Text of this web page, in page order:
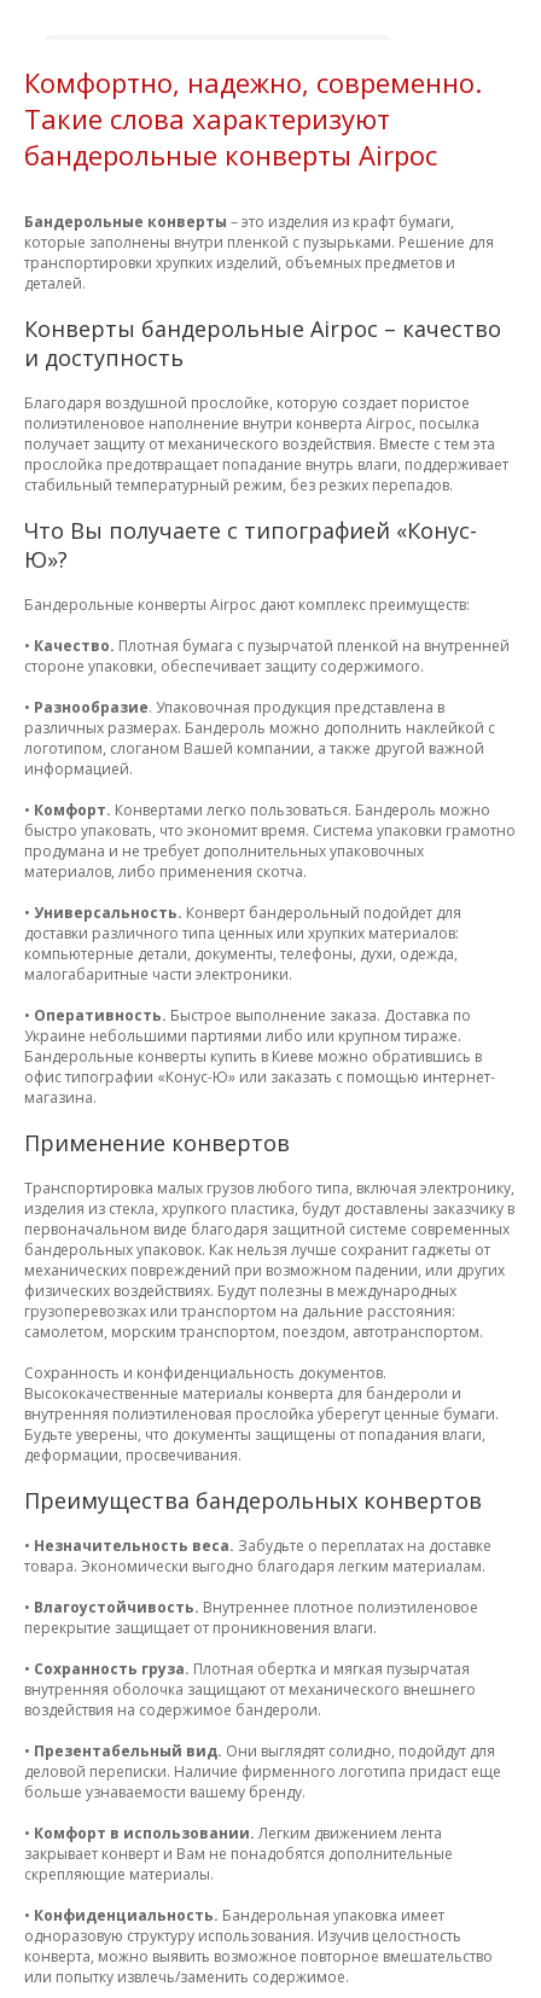
Комфортно, надежно, современно.
Такие слова характеризуют
бандерольные конверты Airpoc
Бандерольные конверты – это изделия из крафт бумаги,
которые заполнены внутри пленкой с пузырьками. Решение для
транспортировки хрупких изделий, объемных предметов и
деталей.
Конверты бандерольные Airpoc – качество
и доступность
Благодаря воздушной прослойке, которую создает пористое
полиэтиленовое наполнение внутри конверта Airpoc, посылка
получает защиту от механического воздействия. Вместе с тем эта
прослойка предотвращает попадание внутрь влаги, поддерживает
стабильный температурный режим, без резких перепадов.
Что Вы получаете с типографией «Конус-
Ю»?
Бандерольные конверты Airpoc дают комплекс преимуществ:
• Качество. Плотная бумага с пузырчатой пленкой на внутренней
стороне упаковки, обеспечивает защиту содержимого.
• Разнообразие. Упаковочная продукция представлена в
различных размерах. Бандероль можно дополнить наклейкой с
логотипом, слоганом Вашей компании, а также другой важной
информацией.
• Комфорт. Конвертами легко пользоваться. Бандероль можно
быстро упаковать, что экономит время. Система упаковки грамотно
продумана и не требует дополнительных упаковочных
материалов, либо применения скотча.
• Универсальность. Конверт бандерольный подойдет для
доставки различного типа ценных или хрупких материалов:
компьютерные детали, документы, телефоны, духи, одежда,
малогабаритные части электроники.
• Оперативность. Быстрое выполнение заказа. Доставка по
Украине небольшими партиями либо или крупном тираже.
Бандерольные конверты купить в Киеве можно обратившись в
офис типографии «Конус-Ю» или заказать с помощью интернет-
магазина.
Применение конвертов
Транспортировка малых грузов любого типа, включая электронику,
изделия из стекла, хрупкого пластика, будут доставлены заказчику в
первоначальном виде благодаря защитной системе современных
бандерольных упаковок. Как нельзя лучше сохранит гаджеты от
механических повреждений при возможном падении, или других
физических воздействиях. Будут полезны в международных
грузоперевозках или транспортом на дальние расстояния:
самолетом, морским транспортом, поездом, автотранспортом.
Сохранность и конфиденциальность документов.
Высококачественные материалы конверта для бандероли и
внутренняя полиэтиленовая прослойка уберегут ценные бумаги.
Будьте уверены, что документы защищены от попадания влаги,
деформации, просвечивания.
Преимущества бандерольных конвертов
• Незначительность веса. Забудьте о переплатах на доставке
товара. Экономически выгодно благодаря легким материалам.
• Влагоустойчивость. Внутреннее плотное полиэтиленовое
перекрытие защищает от проникновения влаги.
• Сохранность груза. Плотная обертка и мягкая пузырчатая
внутренняя оболочка защищают от механического внешнего
воздействия на содержимое бандероли.
• Презентабельный вид. Они выглядят солидно, подойдут для
деловой переписки. Наличие фирменного логотипа придаст еще
больше узнаваемости вашему бренду.
• Комфорт в использовании.Легким движением лента
закрывает конверт и Вам не понадобятся дополнительные
скрепляющие материалы.
• Конфиденциальность. Бандерольная упаковка имеет
одноразовую структуру использования. Изучив целостность
конверта, можно выявить возможное повторное вмешательство
или попытку извлечь/заменить содержимое.